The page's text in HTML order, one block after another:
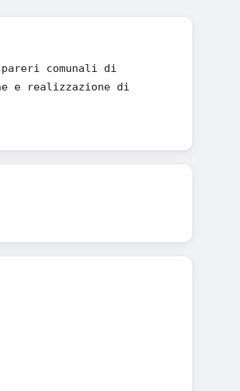
comunali di
e realizzazione di